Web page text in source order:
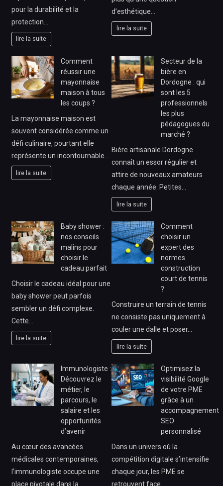
pour la durabilité et la
protection…
lire la suite
d’esthétique…
lire la suite
Comment
réussir une
mayonnaise
maison à tous
les coups ?
La mayonnaise maison est
souvent considérée comme un
défi culinaire, pourtant elle
représente un incontournable…
lire la suite
Secteur de la
bière en
Dordogne : qui
sont les 5
professionnels
les plus
pédagogues du
marché ?
Bière artisanale Dordogne
connaît un essor régulier et
attire de nouveaux amateurs
chaque année. Petites…
lire la suite
Baby shower :
nos conseils
malins pour
choisir le
cadeau parfait
Choisir le cadeau idéal pour une
baby shower peut parfois
sembler un défi complexe.
Cette…
lire la suite
Comment
choisir un
expert des
normes
construction
court de tennis
?
Construire un terrain de tennis
ne consiste pas uniquement à
couler une dalle et poser…
lire la suite
Immunologiste :
Découvrez le
métier, le
parcours, le
salaire et les
opportunités
d’avenir
Au cœur des avancées
médicales contemporaines,
l’immunologiste occupe une
place pivotale dans la
Optimisez la
visibilité Google
de votre PME
grâce à un
accompagnement
SEO
personnalisé
Dans un univers où la
compétition digitale s’intensifie
chaque jour, les PME se
retrouvent face…